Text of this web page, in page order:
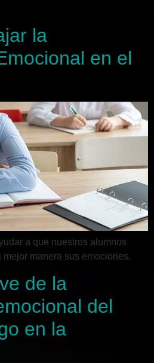
la
en el
a que nuestros alumnos
manera sus emociones.
de la
del
en la